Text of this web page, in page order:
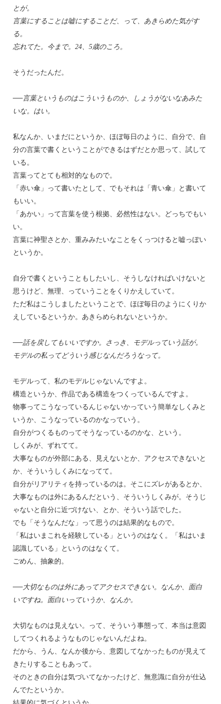
とが。
言葉にすることは嘘にすることだ、って、あきらめた気がす
る。
忘れてた。今まで。24、5歳のころ。
そうだったんだ。
──言葉というものはこういうものか、しょうがないなあみた
いな。はい。
私なんか、いまだにというか、ほぼ毎日のように、自分で、自
分の言葉で書くということができるはずだとか思って、試して
いる。
言葉ってとても相対的なもので。
「赤い傘」って書いたとして、でもそれは「青い傘」と書いて
もいい。
「あかい」って言葉を使う根拠、必然性はない。どっちでもい
い。
言葉に神聖さとか、重みみたいなことをくっつけると嘘っぽい
というか。
自分で書くということもしたいし、そうしなければいけないと
思うけど、無理、っていうことをくりかえしていて。
ただ私はこうしましたということで、ほぼ毎日のようにくりか
えしているというか。あきらめられないというか。
──話を戻してもいいですか。さっき、モデルっていう話が。
モデルの私ってどういう感じなんだろうなって。
モデルって、私のモデルじゃないんですよ。
構造というか、作品である構造をつくっているんですよ。
物事ってこうなっているんじゃないかっていう簡単なしくみと
いうか、こうなっているのかなっていう。
自分がつくるものってそうなっているのかな、という。
しくみが、ずれてて。
大事なものが外部にある、見えないとか、アクセスできないと
か、そういうしくみになってて。
自分がリアリティを持っているのは。そこにズレがあるとか、
大事なものは外にあるんだという、そういうしくみが。そうじ
ゃないと自分に近づけない、とか、そういう話でした。
でも「そうなんだな」って思うのは結果的なもので。
「私はいまこれを経験している」というのはなく。「私はいま
認識している」というのはなくて。
ごめん、抽象的。
──大切なものは外にあってアクセスできない。なんか、面白
いですね。面白いっていうか、なんか。
大切なものは見えない。って、そういう事態って、本当は意図
してつくれるようなものじゃないんだよね。
だから、うん、なんか後から、意図してなかったものが見えて
きたりすることもあって。
そのときの自分は気づいてなかったけど、無意識に自分が仕込
んでたというか。